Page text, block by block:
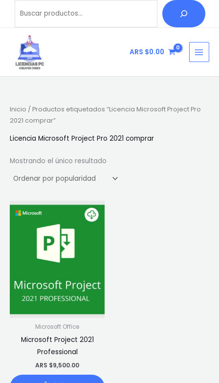
contenido
ARS $0.00
Inicio / Productos etiquetados “Licencia Microsoft Project Pro
2021 comprar”
Licencia Microsoft Project Pro 2021 comprar
Mostrando el único resultado
Microsoft Office
Microsoft Project 2021
Professional
ARS $9,500.00